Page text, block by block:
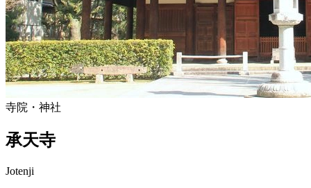
寺院・神社
承天寺
Jotenji